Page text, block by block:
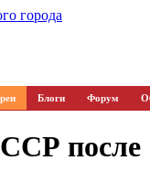
Блоги Форум
после